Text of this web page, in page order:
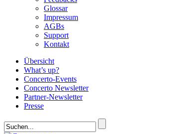
Glossar
Impressum
AGBs
Support
Kontakt
Übersicht
What’s up?
Concerto-Events
Concerto Newsletter
Partner-Newsletter
Presse